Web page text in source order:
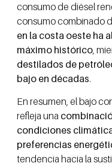
consumo de diésel
consumo combinado d
en la costa oeste ha
máximo histórico,
destilados de
bajo en décadas.
En resumen, el bajo
refleja una
condiciones
preferencias
tendencia hacia la